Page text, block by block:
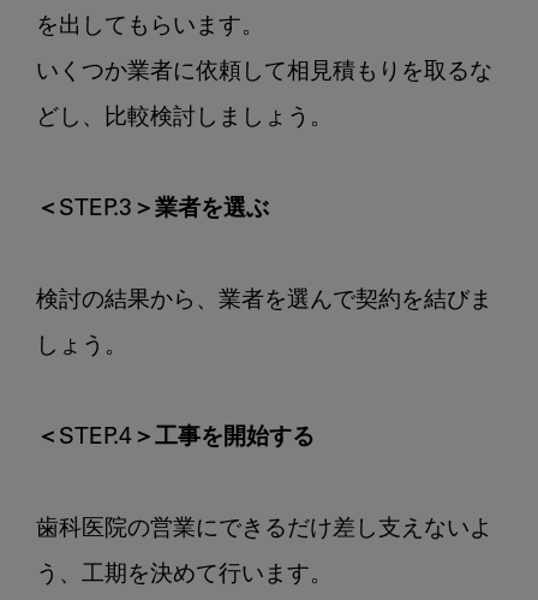
を出してもらいます。
いくつか業者に依頼して相見積もりを取るな
どし、比較検討しましょう。
＜STEP.3＞業者を選ぶ
検討の結果から、業者を選んで契約を結びま
しょう。
＜STEP.4＞工事を開始する
歯科医院の営業にできるだけ差し支えないよ
う、工期を決めて行います。